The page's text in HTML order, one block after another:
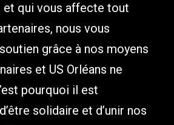
et qui vous affecte tout
nous vous
grâce à nos moyens
et US Orléans ne
pourquoi il est
solidaire et d’unir nos